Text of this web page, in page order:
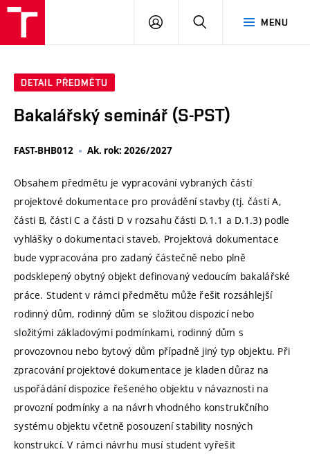
MENU
PŘIHLÁSIT
DETAIL PŘEDMĚTU
Bakalářský seminář (S-PST)
FAST-BHB012 Ak. rok: 2026/2027
Obsahem předmětu je vypracování vybraných částí
projektové dokumentace pro provádění stavby (tj. části A,
části B, části C a části D v rozsahu části D.1.1 a D.1.3) podle
vyhlášky o dokumentaci staveb. Projektová dokumentace
bude vypracována pro zadaný částečně nebo plně
podsklepený obytný objekt definovaný vedoucím bakalářské
práce. Student v rámci předmětu může řešit rozsáhlejší
rodinný dům, rodinný dům se složitou dispozicí nebo
složitými základovými podmínkami, rodinný dům s
provozovnou nebo bytový dům případně jiný typ objektu. Při
zpracování projektové dokumentace je kladen důraz na
uspořádání dispozice řešeného objektu v návaznosti na
provozní podmínky a na návrh vhodného konstrukčního
systému objektu včetně posouzení stability nosných
konstrukcí. V rámci návrhu musí student vyřešit